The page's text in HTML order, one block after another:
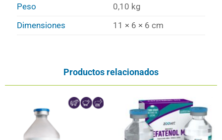
Peso
0,10 kg
Dimensiones
11 × 6 × 6 cm
Productos relacionados